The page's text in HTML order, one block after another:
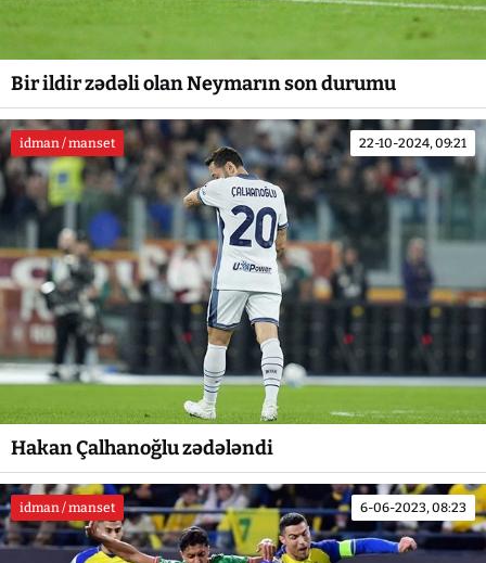
Bir ildir zədəli olan Neymarın son durumu
idman / manset 22-10-2024, 09:21
Hakan Çalhanoğlu zədələndi
idman / manset 6-06-2023, 08:23